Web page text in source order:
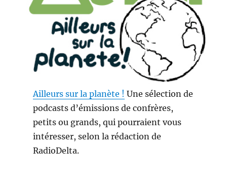
Ailleurs sur la planète ! Une sélection de
podcasts d’émissions de confrères,
petits ou grands, qui pourraient vous
intéresser, selon la rédaction de
RadioDelta.